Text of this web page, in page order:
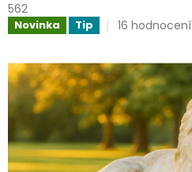
562
Novinka Tip
Průměrné
je
4,9
z
5
hvězdiček.
16 hodnocení